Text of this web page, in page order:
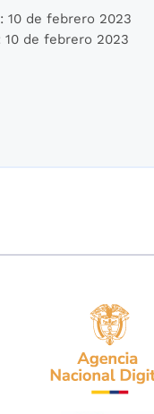
10 de febrero 2023
10 de febrero 2023